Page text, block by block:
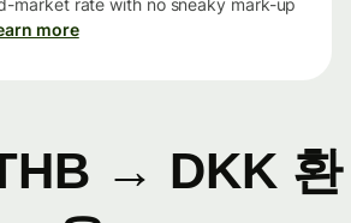
market rate with no sneaky mark-up
more
→ DKK 환